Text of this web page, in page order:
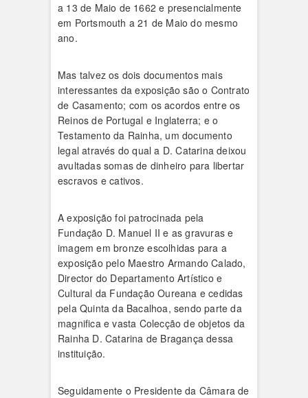
a 13 de Maio de 1662 e presencialmente
em Portsmouth a 21 de Maio do mesmo
ano.
Mas talvez os dois documentos mais
interessantes da exposição são o Contrato
de Casamento; com os acordos entre os
Reinos de Portugal e Inglaterra; e o
Testamento da Rainha, um documento
legal através do qual a D. Catarina deixou
avultadas somas de dinheiro para libertar
escravos e cativos.
A exposição foi patrocinada pela
Fundação D. Manuel II e as gravuras e
imagem em bronze escolhidas para a
exposição pelo Maestro Armando Calado,
Director do Departamento Artístico e
Cultural da Fundação Oureana e cedidas
pela Quinta da Bacalhoa, sendo parte da
magnifica e vasta Colecção de objetos da
Rainha D. Catarina de Bragança dessa
instituição.
Seguidamente o Presidente da Câmara de